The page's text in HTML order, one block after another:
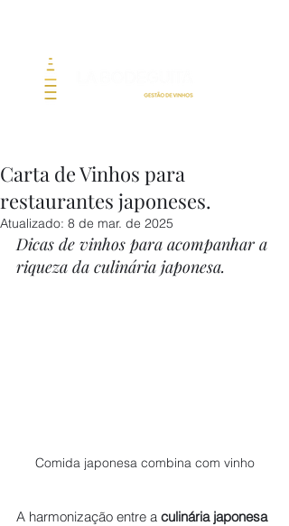
Carta de Vinhos para
restaurantes japoneses.
Atualizado: 8 de mar. de 2025
Dicas de vinhos para acompanhar a
riqueza da culinária japonesa.
Comida japonesa combina com vinho
A harmonização entre a culinária japonesa